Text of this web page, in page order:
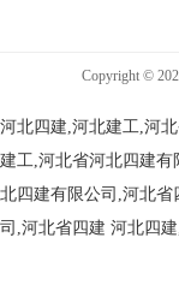
Copyright ©
河北四建,河北建工,河
建工,河北省河北四建有
北四建有限公司,河北省
司,河北省四建 河北四